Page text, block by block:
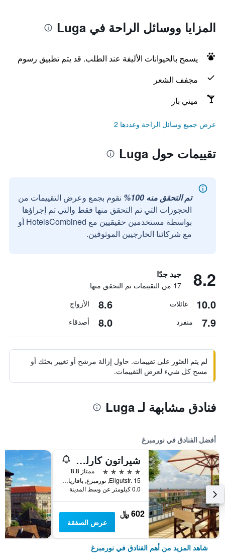
المزايا ووسائل الراحة في Luga
يسمح بالحيوانات الأليفة عند الطلب. قد يتم تطبيق رسوم
مجفف الشعر
ميني بار
عرض جميع وسائل الراحة وعددها 2
تقييمات حول Luga
تم التحقق منه 100%
نقوم بجمع وعرض التقييمات من
الحجوزات التي تم التحقق منها فقط والتي تم إجراؤها
بواسطة مستخدمين حقيقيين مع HotelsCombined أو
مع شركائنا الخارجيين الموثوقين.
8.2 جيد جدًا
17 من التقييمات تم التحقق منها
10.0 عائلات 8.6 الأزواج
7.9 منفرد 8.0 أصدقاء
لم يتم العثور على تقييمات. حاول إزالة مرشح أو تغيير بحثك أو
مسح كل شيء لعرض التقييمات.
فنادق مشابهة لـ Luga
أفضل الفنادق في نورمبرغ
شيراتون كارلتون نورنبيرغ
5 نجوم
ممتاز 8.8
Eilgutstr. 15, نورمبرغ, بافاريا, ألمانيا
0.0 كيلومتر عن وسط المدينة
602 ﷼
عرض الصفقة
شاهد المزيد من أهم الفنادق في نورمبرغ